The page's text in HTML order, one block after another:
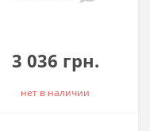
3 036 грн.
нет в наличии